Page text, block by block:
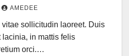
AMEDEE
sollicitudin laoreet. Duis
in mattis felis
orci.…